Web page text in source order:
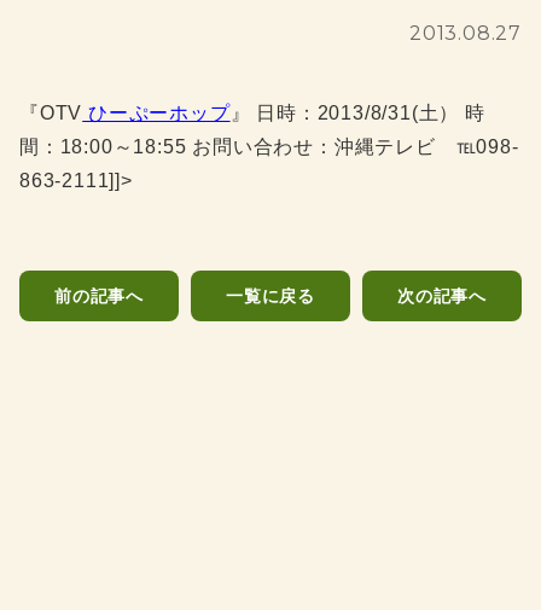
2013.08.27
『OTV ひーぷーホップ』 日時：2013/8/31(土） 時
間：18:00～18:55 お問い合わせ：沖縄テレビ ℡098-
863-2111]]>
前の記事へ 一覧に戻る 次の記事へ